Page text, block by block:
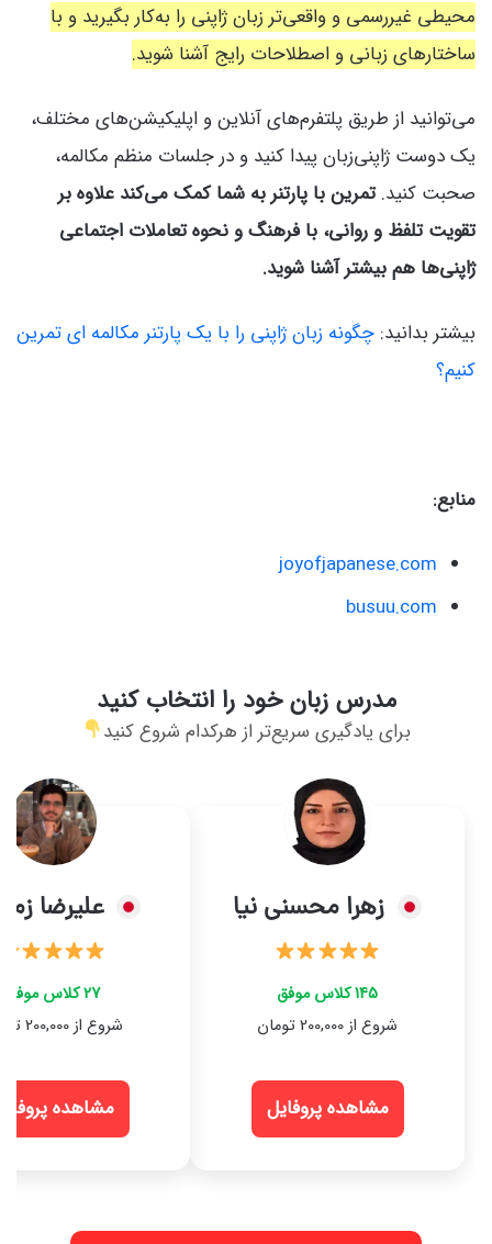
محیطی غیررسمی و واقعی‌تر زبان ژاپنی را به‌کار بگیرید و با
ساختارهای زبانی و اصطلاحات رایج آشنا شوید.
می‌توانید از طریق پلتفرم‌های آنلاین و اپلیکیشن‌های مختلف،
یک دوست ژاپنی‌زبان پیدا کنید و در جلسات منظم مکالمه،
صحبت کنید.تمرین با پارتنر به شما کمک می‌کند علاوه بر
تقویت تلفظ و روانی، با فرهنگ و نحوه تعاملات اجتماعی
ژاپنی‌ها هم بیشتر آشنا شوید.
بیشتر بدانید: چگونه زبان ژاپنی را با یک پارتنر مکالمه‌ ای تمرین
کنیم؟
منابع:
joyofjapanese.com
busuu.com
مدرس زبان خود را انتخاب کنید
برای یادگیری سریع‌تر از هرکدام شروع کنید
زهرا محسنی نیا
145 کلاس موفق
شروع از 200,000 تومان
مشاهده پروفایل
علیرضا
27 کلاس موفق
شروع از 200,000 تومان
مشاهده